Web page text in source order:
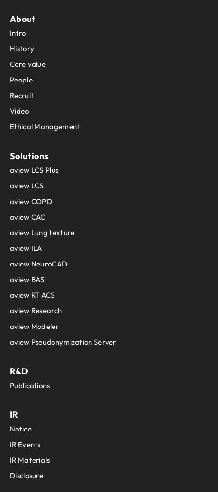
About
Intro
History
Core value
People
Recruit
Video
Ethical Management
Solutions
aview LCS Plus
aview LCS
aview COPD
aview CAC
aview Lung texture
aview ILA
aview NeuroCAD
aview BAS
aview RT ACS
aview Research
aview Modeler
aview Pseudonymization Server
R&D
Publications
IR
Notice
IR Events
IR Materials
Disclosure